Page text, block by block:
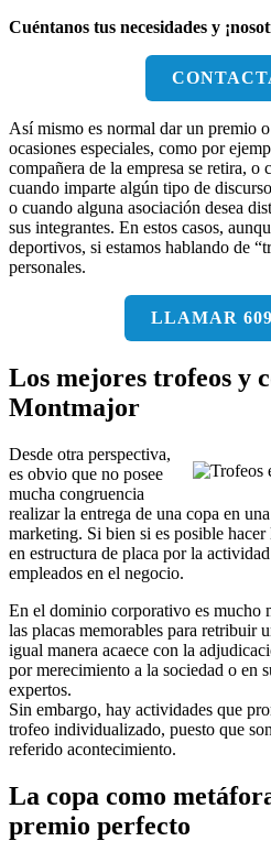
Cuéntanos tus necesidades y
Así mismo es normal dar un premio
ocasiones especiales, como por
compañera de la empresa se retira,
cuando imparte algún tipo de
o cuando alguna asociación desea
sus integrantes. En estos casos,
deportivos, si estamos hablando de
personales.
LLAMAR 609
Los mejores trofeos y
Montmajor
Desde otra perspectiva,
es obvio que no posee
mucha congruencia
realizar la entrega de una copa en
marketing. Si bien si es posible
en estructura de placa por la
empleados en el negocio.
En el dominio corporativo es mucho
las placas memorables para retribuir
igual manera acaece con la
por merecimiento a la sociedad o en
expertos.
Sin embargo, hay actividades que
trofeo individualizado, puesto que
referido acontecimiento.
La copa como
premio perfecto